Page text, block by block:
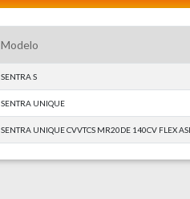
Modelo
SENTRA S
SENTRA UNIQUE
SENTRA UNIQUE CVVTCS MR20DE 140CV FLEX